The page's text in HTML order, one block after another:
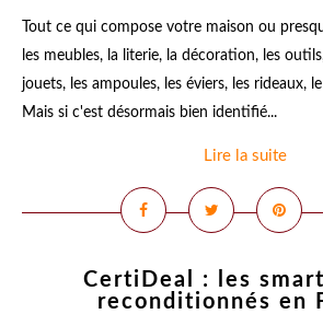
Tout ce qui compose votre maison ou
les meubles, la literie, la décoration, les
jouets, les ampoules, les éviers, les rideaux,
Mais si c'est désormais bien identifié...
Lire la suite
CertiDeal : les
reconditionnés en